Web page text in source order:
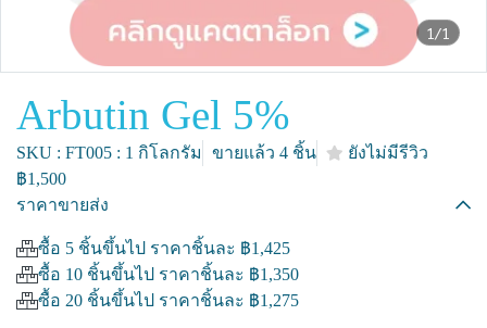
1/1
Arbutin Gel 5%
SKU : FT005 : 1 กิโลกรัม ขายแล้ว 4 ชิ้น
ยังไม่มีรีวิว
฿1,500
ราคาขายส่ง
ซื้อ 5 ชิ้นขึ้นไป ราคาชิ้นละ ฿1,425
ซื้อ 10 ชิ้นขึ้นไป ราคาชิ้นละ ฿1,350
ซื้อ 20 ชิ้นขึ้นไป ราคาชิ้นละ ฿1,275